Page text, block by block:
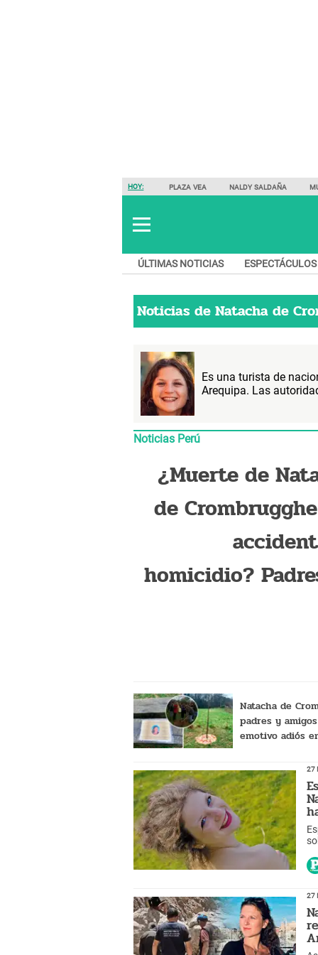
HOY: PLAZA VEA NALDY SALDAÑA
ÚLTIMAS NOTICIAS ESPECTÁCULOS
Noticias deNatacha de
Es una turista de
Arequipa. Las
Noticias Perú
¿Muerte de
de
homicidio?
Natacha de
padres y
emotivo adiós
27
27